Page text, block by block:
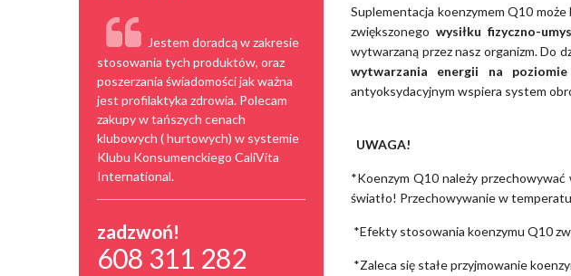
Jestem doradcą w zakresie
stosowania tych produktów, oraz
poszerzania świadomości jak ważna
jest profilaktyka zdrowia. Polecam
zakupy w tańszych cenach
klubowych ( hurtowych) w systemie
Klubu Konsumenckiego CaliVita
International.
zadzwoń!
608 311 282
Suplementacja koenzymem Q10
zwiększonego wysiłku fizyczno-
wytwarzaną przez nasz organizm. Do
wytwarzania energii na
antyoksydacyjnym wspiera system
UWAGA!
*Koenzym Q10 należy przechowywać
światło! Przechowywanie w
*Efekty stosowania koenzymu Q10
*Zaleca się stałe przyjmowanie